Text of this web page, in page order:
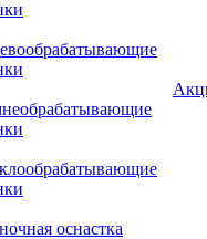
оснастка